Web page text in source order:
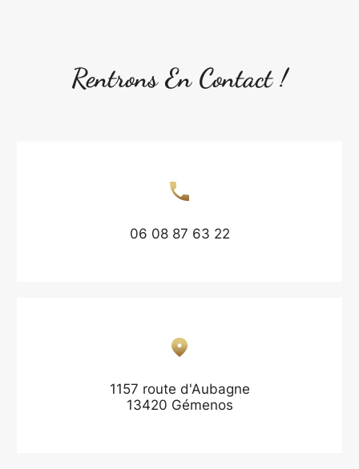
Rentrons En Contact !
06 08 87 63 22
1157 route d'Aubagne
13420 Gémenos